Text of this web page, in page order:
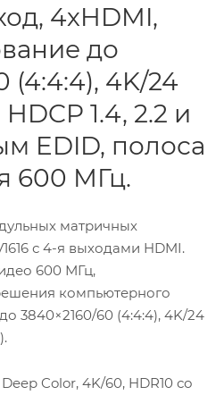
4хHDMI,
до
(4:4:4), 4K/24
1.4, 2.2 и
EDID, полоса
600 МГц.
матричных
с 4-я выходами HDMI.
600 МГц,
компьютерного
3840×2160/60 (4:4:4), 4K/24
Color, 4K/60, HDR10 со